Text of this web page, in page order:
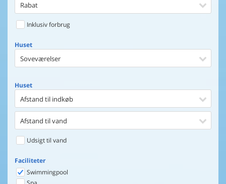
Rabat
Inklusiv forbrug
Huset
Soveværelser
Huset
Afstand til indkøb
Afstand til vand
Udsigt til vand
Faciliteter
Swimmingpool